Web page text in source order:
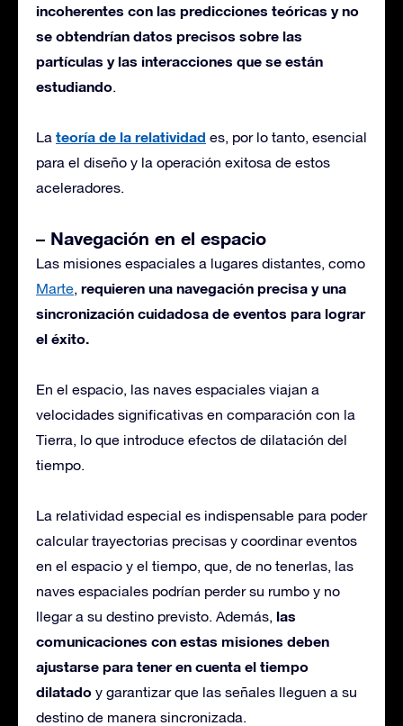
incoherentes con las predicciones teóricas y no
se obtendrían datos precisos sobre las
partículas y las interacciones que se están
estudiando.
La teoría de la relatividad es, por lo tanto, esencial
para el diseño y la operación exitosa de estos
aceleradores.
– Navegación en el espacio
Las misiones espaciales a lugares distantes, como
Marte, requieren una navegación precisa y una
sincronización cuidadosa de eventos para lograr
el éxito.
En el espacio, las naves espaciales viajan a
velocidades significativas en comparación con la
Tierra, lo que introduce efectos de dilatación del
tiempo.
La relatividad especial es indispensable para poder
calcular trayectorias precisas y coordinar eventos
en el espacio y el tiempo, que, de no tenerlas, las
naves espaciales podrían perder su rumbo y no
llegar a su destino previsto. Además, las
comunicaciones con estas misiones deben
ajustarse para tener en cuenta el tiempo
dilatado y garantizar que las señales lleguen a su
destino de manera sincronizada.